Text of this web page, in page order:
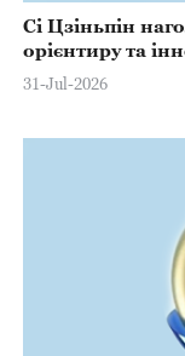
Сі Цзіньпін
орієнтиру та
31-Jul-2026